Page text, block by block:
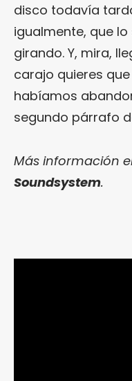
disco todavía
igualmente, que
girando. Y, mira,
carajo quieres
habíamos
segundo párrafo
Más información
Soundsystem.